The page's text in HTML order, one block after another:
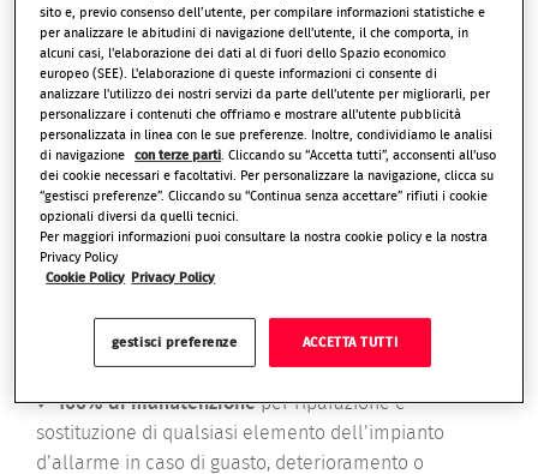
Con Verisure, non dovrai pensare a niente né
sostenere ulteriori spese! Ci pensiamo noi a garantirti
alti livelli di protezione in ogni momento. Con il tuo
allarme Verisure, avrai laGaranzia Verisure inclusa
per sempre senza costi aggiuntivie valida sin dal
momento dell’installazione.
La Garanzia Verisure include:
✓Servizio diverifica costante della continuità di
immediatamente e preventivamente in caso di
irregolarità;
✓100% di manutenzioneper riparazione e
sostituzione di qualsiasi elemento dell’impianto
d’allarme in caso di guasto, deterioramento o
sito e, previo consenso dell’utente, per compilare informazioni statistiche e
per analizzare le abitudini di navigazione dell'utente, il che comporta, in
alcuni casi, l'elaborazione dei dati al di fuori dello Spazio economico
europeo (SEE). L'elaborazione di queste informazioni ci consente di
analizzare l'utilizzo dei nostri servizi da parte dell'utente per migliorarli, per
personalizzare i contenuti che offriamo e mostrare all'utente pubblicità
personalizzata in linea con le sue preferenze. Inoltre, condividiamo le analisi
di navigazione
con terze parti . Cliccando su “Accetta tutti”, acconsenti all'uso
dei cookie necessari e facoltativi. Per personalizzare la navigazione, clicca su
“gestisci preferenze”. Cliccando su “Continua senza accettare” rifiuti i cookie
opzionali diversi da quelli tecnici.
Per maggiori informazioni puoi consultare la nostra cookie policy e la nostra
Privacy Policy
Cookie Policy
Privacy Policy
gestisci preferenze ACCETTA TUTTI